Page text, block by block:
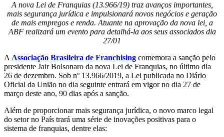
A nova Lei de Franquias (13.966/19) traz avanços importantes,
mais segurança jurídica e impulsionará novos negócios e geração
de mais empregos e renda. Atuante na aprovação da nova lei, a
ABF realizará um evento para detalhá-la aos seus associados dia
27/01
A Associação Brasileira de Franchising comemora a sanção pelo
presidente Jair Bolsonaro da nova Lei de Franquias, no último dia
26 de dezembro. Sob nº 13.966/2019, a Lei publicada no Diário
Oficial da União no dia seguinte entrará em vigor no dia 27 de
março deste ano, 90 dias após a sanção.
Além de proporcionar mais segurança jurídica, o novo marco legal
do setor no País trará uma série de inovações positivas para o
sistema de franquias, dentre elas: